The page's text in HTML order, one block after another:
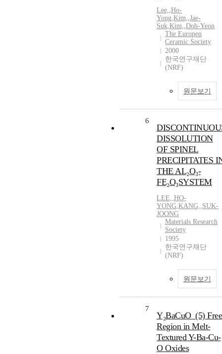
Lee,,Ho-
Yong,Kim,,Jae-
Suk,Kim,,Doh-Yeon
The Europen
Ceramic Society
2000
한국연구재단
(NRF)
원문보기
6
DISSOLUTION
OF SPINEL
PRECIPITATES
THE AL₂O₃-
FE₂O₃SYSTEM
LEE,,HO-
YONG,KANG,,SUK-
JOONG
Materials Research
Society
1995
한국연구재단
(NRF)
원문보기
7
Y₂BaCuO_(5) Free
Region in Melt-
Textured Y-Ba-Cu-
O Oxides